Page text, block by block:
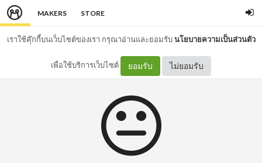
MAKERS STORE
เราใช้คุ๊กกี้บนเว็บไซต์ของเรา กรุณาอ่านและยอมรับนโยบายความเป็นส่วนตัว
เพื่อใช้บริการเว็บไซต์ ยอมรับ ไม่ยอมรับ